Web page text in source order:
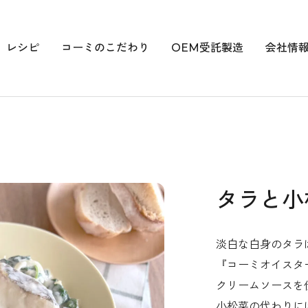
レシピ コーミのこだわり OEM受託製造 会社情
タラと
淡白な白身のタラ
『コーミオイス
クリームソース